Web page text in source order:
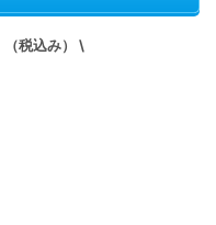
（税込み） \